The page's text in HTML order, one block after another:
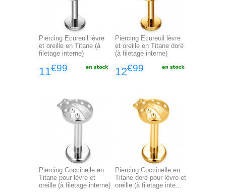
Piercing Ecureuil lèvre
et oreille en Titane (à
filetage interne)
11€99
Piercing Ecureuil lèvre
et oreille en Titane doré
(à filetage interne)
12€99
Piercing Coccinelle en
Titane pour lèvre et
oreille (à filetage interne)
Piercing Coccinelle en
Titane doré pour lèvre et
oreille (à filetage inte...